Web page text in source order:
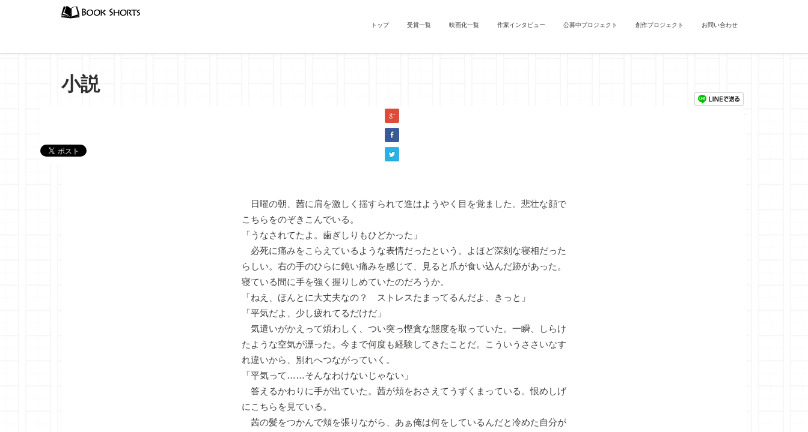
トップ 受賞一覧 映画化一覧 作家インタビュー 公募中プロジェクト 創作プロジェクト お問い合わせ
小説
『ヤドリバチ』末永政和（『芋虫』江戸川乱歩、『変身』カフカ）
日曜の朝、茜に肩を激しく揺すられて進はようやく目を覚ました。悲壮な顔で
こちらをのぞきこんでいる。
「うなされてたよ。歯ぎしりもひどかった」
必死に痛みをこらえているような表情だったという。よほど深刻な寝相だった
らしい。右の手のひらに鈍い痛みを感じて、見ると爪が食い込んだ跡があった。
寝ている間に手を強く握りしめていたのだろうか。
「ねえ、ほんとに大丈夫なの？ ストレスたまってるんだよ、きっと」
「平気だよ、少し疲れてるだけだ」
気遣いがかえって煩わしく、つい突っ慳貪な態度を取っていた。一瞬、しらけ
たような空気が漂った。今まで何度も経験してきたことだ。こういうささいなす
れ違いから、別れへつながっていく。
「平気って……そんなわけないじゃない」
答えるかわりに手が出ていた。茜が頬をおさえてうずくまっている。恨めしげ
にこちらを見ている。
茜の髪をつかんで頬を張りながら、あぁ俺は何をしているんだと冷めた自分が